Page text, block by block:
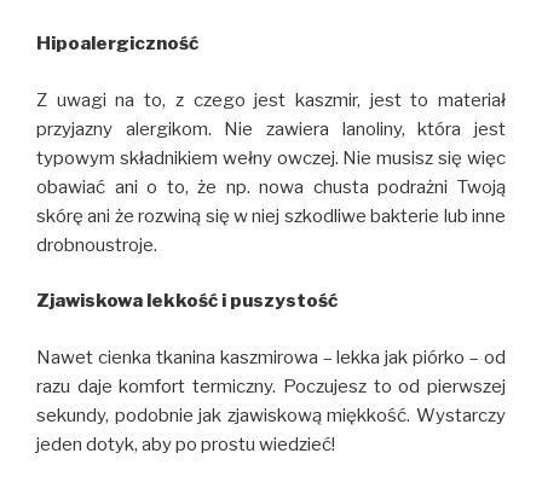
Hipoalergiczność
Z uwagi na to, z czego jest kaszmir, jest to materiał
przyjazny alergikom. Nie zawiera lanoliny, która jest
typowym składnikiem wełny owczej. Nie musisz się więc
obawiać ani o to, że np. nowa chusta podrażni Twoją
skórę ani że rozwiną się w niej szkodliwe bakterie lub inne
drobnoustroje.
Zjawiskowa lekkość i puszystość
Nawet cienka tkanina kaszmirowa – lekka jak piórko – od
razu daje komfort termiczny. Poczujesz to od pierwszej
sekundy, podobnie jak zjawiskową miękkość. Wystarczy
jeden dotyk, aby po prostu wiedzieć!